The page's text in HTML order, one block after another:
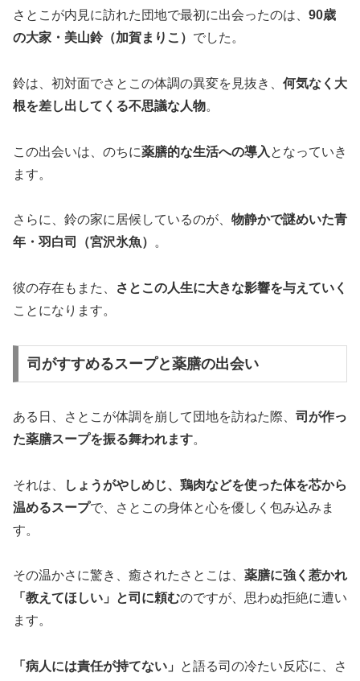
さとこが内見に訪れた団地で最初に出会ったのは、 90歳
の大家・美山鈴（加賀まりこ） でした。
鈴は、初対面でさとこの体調の異変を見抜き、 何気なく大
根を差し出してくる不思議な人物。
この出会いは、のちに薬膳的な生活への導入 となっていき
ます。
さらに、鈴の家に居候しているのが、 物静かで謎めいた青
年・羽白司（宮沢氷魚）
。
彼の存在もまた、
さとこの人生に大きな影響を与えていく
ことになります。
司がすすめるスープと薬膳の出会い
ある日、さとこが体調を崩して団地を訪ねた際、 司が作っ
た薬膳スープを振る舞われます。
それは、
しょうがやしめじ、鶏肉などを使った体を芯から
温めるスープで、さとこの身体と心を優しく包み込みま
す。
その温かさに驚き、癒されたさとこは、 薬膳に強く惹かれ
「教えてほしい」と司に頼むのですが、思わぬ拒絶に遭い
ます。
「病人には責任が持てない」
と語る司の冷たい反応に、さ